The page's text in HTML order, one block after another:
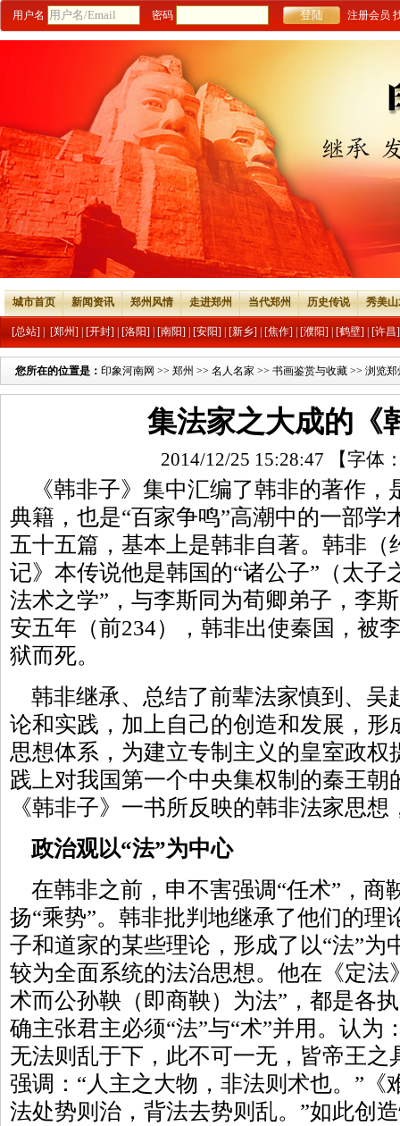
用户名 密码 注册会员
城市首页 新闻资讯 郑州风情 走进郑州 当代郑州 历史传说 秀美
[总站] [郑州] [开封] [洛阳] [南阳] [安阳] [新乡] [焦作] [濮阳] [鹤壁] [许昌]
您所在的位置是： 印象河南网 >> 郑州 >> 名人名家 >> 书画鉴赏与收藏 >> 浏览郑
集法家之大成的《
2014/12/25 15:28:47 【字体
《韩非子》集中汇编了韩非的著作，
典籍，也是“百家争鸣”高潮中的一部学
五十五篇，基本上是韩非自著。韩非（
记》本传说他是韩国的“诸公子”（太子
法术之学”，与李斯同为荀卿弟子，李
安五年（前234），韩非出使秦国，被
狱而死。
韩非继承、总结了前辈法家慎到、吴
论和实践，加上自己的创造和发展，形
思想体系，为建立专制主义的皇室政权
践上对我国第一个中央集权制的秦王朝
《韩非子》一书所反映的韩非法家思
政治观以“法”为中心
在韩非之前，申不害强调“任术”，商
扬“乘势”。韩非批判地继承了他们的理
子和道家的某些理论，形成了以“法”为
较为全面系统的法治思想。他在《定法
术而公孙鞅（即商鞅）为法”，都是各
确主张君主必须“法”与“术”并用。认为
无法则乱于下，此不可一无，皆帝王之
强调：“人主之大物，非法则术也。”《
法处势则治，背法去势则乱。”如此创